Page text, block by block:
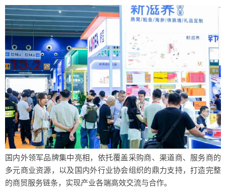
国内外领军品牌集中亮相，依托覆盖采购商、渠道商、服务商的
多元商业资源，以及国内外行业协会组织的鼎力支持，打造完整
的商贸服务链条，实现产业各端高效交流与合作。